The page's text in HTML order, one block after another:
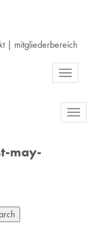
| mitgliederbereich
Toggle
may-